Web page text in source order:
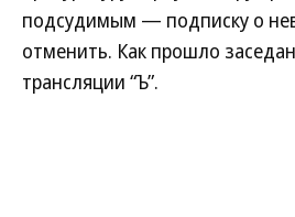
подсудимым — подписку о
отменить. Как прошло
трансляции “Ъ”.